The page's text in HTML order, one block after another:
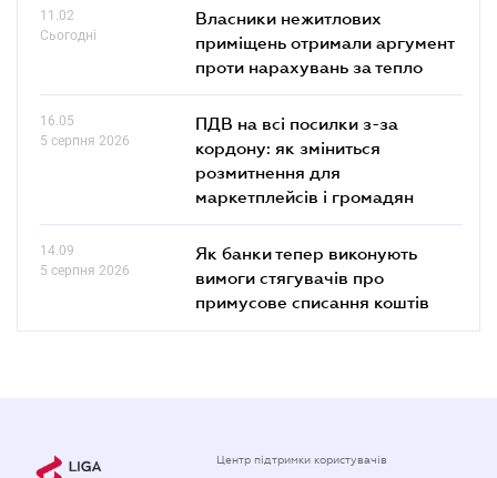
11.02
Сьогодні
Власники нежитлових
приміщень отримали аргумент
проти нарахувань за тепло
16.05
5 серпня 2026
ПДВ на всі посилки з-за
кордону: як зміниться
розмитнення для
маркетплейсів і громадян
14.09
5 серпня 2026
Як банки тепер виконують
вимоги стягувачів про
примусове списання коштів
Центр підтримки користувачів